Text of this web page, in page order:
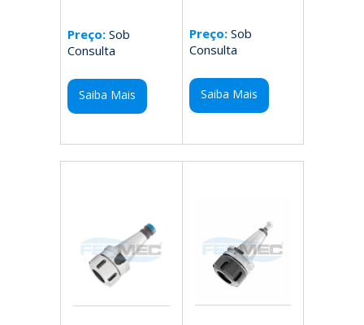
Preço: Sob
Consulta
Saiba Mais
Preço:Sob
Consulta
Saiba Mais